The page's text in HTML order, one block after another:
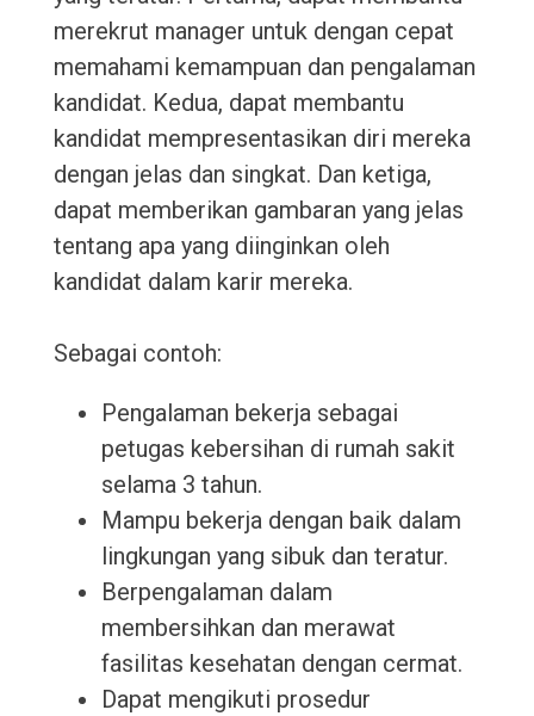
merekrut manager untuk dengan cepat
memahami kemampuan dan pengalaman
kandidat. Kedua, dapat membantu
kandidat mempresentasikan diri mereka
dengan jelas dan singkat. Dan ketiga,
dapat memberikan gambaran yang jelas
tentang apa yang diinginkan oleh
kandidat dalam karir mereka.
Sebagai contoh:
Pengalaman bekerja sebagai
petugas kebersihan di rumah sakit
selama 3 tahun.
Mampu bekerja dengan baik dalam
lingkungan yang sibuk dan teratur.
Berpengalaman dalam
membersihkan dan merawat
fasilitas kesehatan dengan cermat.
Dapat mengikuti prosedur